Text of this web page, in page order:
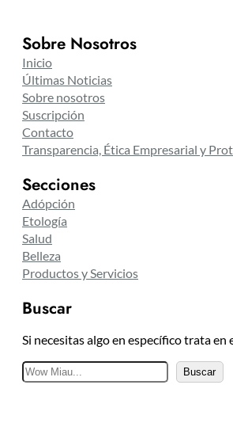
Sobre Nosotros
Inicio
Últimas Noticias
Sobre nosotros
Suscripción
Contacto
Transparencia, Ética Empresarial y
Secciones
Adópción
Etología
Salud
Belleza
Productos y Servicios
Buscar
Si necesitas algo en específico trata en
u
Buscar